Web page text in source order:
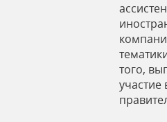
с
ь
того,
участие